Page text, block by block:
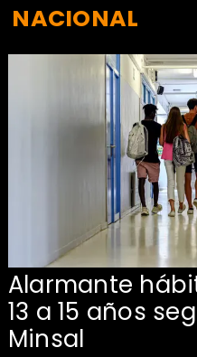
Alarmante
13 a 15 años
Minsal
NACIONAL